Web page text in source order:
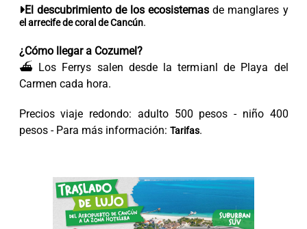
El descubrimiento de los ecosistemas de manglares y
el arrecife de coral de Cancún.
¿Cómo llegar a Cozumel?
⛴ Los Ferrys salen desde la termianl de Playa del
Carmen cada hora.
Precios viaje redondo: adulto 500 pesos - niño 400
pesos - Para más información: Tarifas.